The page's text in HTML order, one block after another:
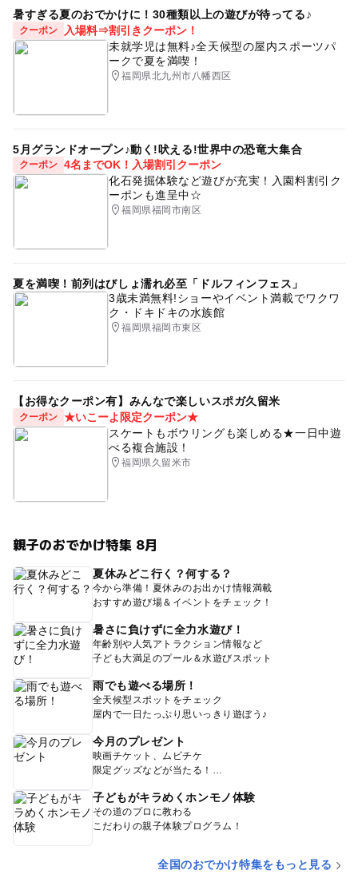
暑すぎる夏のおでかけに！30種類以上の遊びが待ってる♪
クーポン
入場料⇒割引きクーポン！
未就学児は無料♪全天候型の屋内スポーツパ
ークで夏を満喫！
福岡県北九州市八幡西区
5月グランドオープン♪動く!吠える!世界中の恐竜大集合
クーポン 4名までOK！入場割引クーポン
化石発掘体験など遊びが充実！入園料割引ク
ーポンも進呈中☆
福岡県福岡市南区
夏を満喫！前列はびしょ濡れ必至「ドルフィンフェス」
3歳未満無料!ショーやイベント満載でワクワ
ク・ドキドキの水族館
福岡県福岡市東区
【お得なクーポン有】みんなで楽しいスポガ久留米
クーポン ★いこーよ限定クーポン★
スケートもボウリングも楽しめる★一日中遊
べる複合施設！
福岡県久留米市
親子のおでかけ特集 8月
夏休みどこ行く？何する？
今から準備！夏休みのお出かけ情報満載
おすすめ遊び場＆イベントをチェック！
暑さに負けずに全力水遊び！
年齢別や人気アトラクション情報など
子ども大満足のプール＆水遊びスポット
雨でも遊べる場所！
全天候型スポットをチェック
屋内で一日たっぷり思いっきり遊ぼう♪
今月のプレゼント
映画チケット、ムビチケ
限定グッズなどが当たる！
子どもがキラめくホンモノ体験
その道のプロに教わる
こだわりの親子体験プログラム！
全国のおでかけ特集をもっと見る